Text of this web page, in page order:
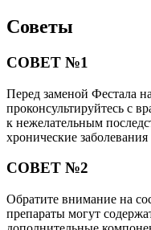
Советы
СОВЕТ №1
Перед заменой Фестала
проконсультируйтесь с
к нежелательным
хронические
СОВЕТ №2
Обратите внимание на
препараты могут